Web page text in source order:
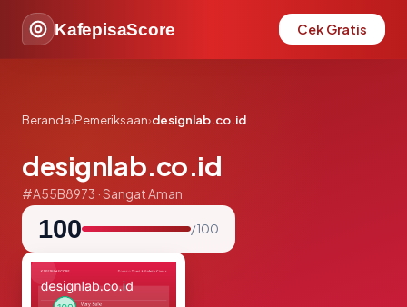
KafepisaScore Cek Gratis
Beranda›Pemeriksaan›designlab.co.id
designlab.co.id
#A55B8973 · Sangat Aman
100 / 100